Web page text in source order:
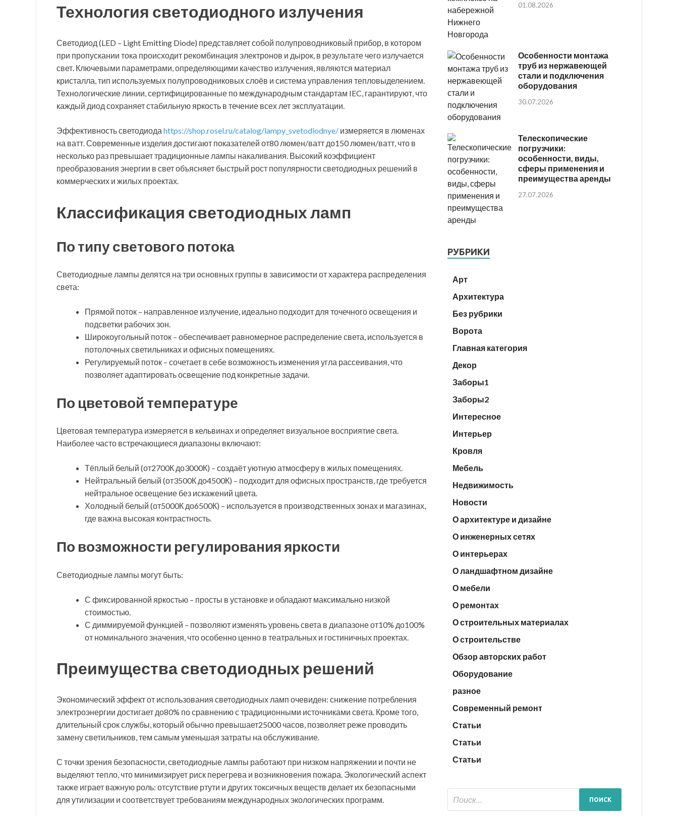
Технология светодиодного излучения
Светодиод (LED – Light Emitting Diode) представляет собой полупроводниковый прибор, в котором
при пропускании тока происходит рекомбинация электронов и дырок, в результате чего излучается
свет. Ключевыми параметрами, определяющими качество излучения, являются материал
кристалла, тип используемых полупроводниковых слоёв и система управления тепловыделением.
Технологические линии, сертифицированные по международным стандартам IEC, гарантируют, что
каждый диод сохраняет стабильную яркость в течение всех лет эксплуатации.
Эффективность светодиода https://shop.rosel.ru/catalog/lampy_svetodiodnye/ измеряется в люменах
на ватт. Современные изделия достигают показателей от80 люмен/ватт до150 люмен/ватт, что в
несколько раз превышает традиционные лампы накаливания. Высокий коэффициент
преобразования энергии в свет объясняет быстрый рост популярности светодиодных решений в
коммерческих и жилых проектах.
Классификация светодиодных ламп
По типу светового потока
Светодиодные лампы делятся на три основных группы в зависимости от характера распределения
света:
Прямой поток – направленное излучение, идеально подходит для точечного освещения и
подсветки рабочих зон.
Широкоугольный поток – обеспечивает равномерное распределение света, используется в
потолочных светильниках и офисных помещениях.
Регулируемый поток – сочетает в себе возможность изменения угла рассеивания, что
позволяет адаптировать освещение под конкретные задачи.
По цветовой температуре
Цветовая температура измеряется в кельвинах и определяет визуальное восприятие света.
Наиболее часто встречающиеся диапазоны включают:
Тёплый белый (от2700К до3000К) – создаёт уютную атмосферу в жилых помещениях.
Нейтральный белый (от3500К до4500К) – подходит для офисных пространств, где требуется
нейтральное освещение без искажений цвета.
Холодный белый (от5000К до6500К) – используется в производственных зонах и магазинах,
где важна высокая контрастность.
По возможности регулирования яркости
Светодиодные лампы могут быть:
С фиксированной яркостью – просты в установке и обладают максимально низкой
стоимостью.
С диммируемой функцией – позволяют изменять уровень света в диапазоне от10% до100%
от номинального значения, что особенно ценно в театральных и гостиничных проектах.
Преимущества светодиодных решений
Экономический эффект от использования светодиодных ламп очевиден: снижение потребления
электроэнергии достигает до80% по сравнению с традиционными источниками света. Кроме того,
длительный срок службы, который обычно превышает25000 часов, позволяет реже проводить
замену светильников, тем самым уменьшая затраты на обслуживание.
С точки зрения безопасности, светодиодные лампы работают при низком напряжении и почти не
выделяют тепло, что минимизирует риск перегрева и возникновения пожара. Экологический аспект
также играет важную роль: отсутствие ртути и других токсичных веществ делает их безопасными
для утилизации и соответствует требованиям международных экологических программ.
01.08.2026
Особенности монтажа
труб из нержавеющей
стали и подключения
оборудования
30.07.2026
Телескопические
погрузчики:
особенности, виды,
сферы применения и
преимущества аренды
27.07.2026
РУБРИКИ
Арт
Архитектура
Без рубрики
Ворота
Главная категория
Декор
Заборы1
Заборы2
Интересное
Интерьер
Кровля
Мебель
Недвижимость
Новости
О архитектуре и дизайне
О инженерных сетях
О интерьерах
О ландшафтном дизайне
О мебели
О ремонтах
О строительных материалах
О строительстве
Обзор авторских работ
Оборудование
разное
Современный ремонт
Статьи
Статьи
Статьи